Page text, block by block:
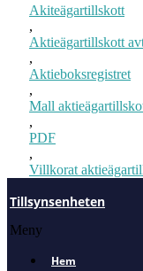
Akiteägartillskott
,
Aktieägartillskott
,
Aktieboksregistret
,
Mall
,
PDF
,
Villkorat
Tillsynsenheten
Meny
Hem